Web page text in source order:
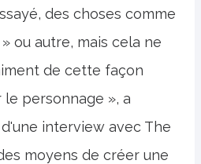
des choses comme
ou autre, mais cela ne
de cette façon
personnage », a
interview avec The
moyens de créer une